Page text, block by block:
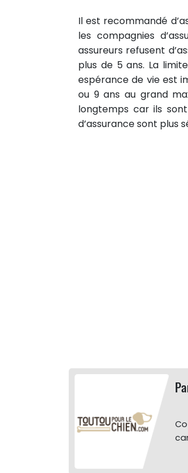
Il est recommandé
les compagnies
assureurs refusent
plus de 5 ans. La
espérance de vie est
ou 9 ans au grand
longtemps car ils
d’assurance sont plus